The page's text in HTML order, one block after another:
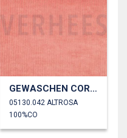
GEWASCHEN CORD 4.5W
05130.042 ALTROSA
100%CO